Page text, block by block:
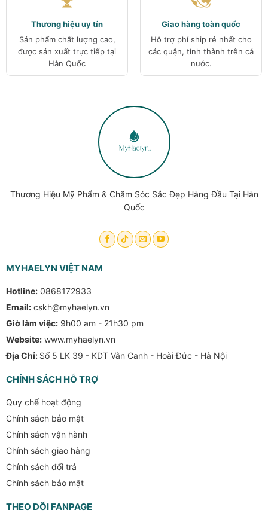
Thương hiệu uy tín
Sản phẩm chất lượng cao,
được sản xuất trực tiếp tại
Hàn Quốc
Giao hàng toàn quốc
Hỗ trợ phí ship rẻ nhất cho
các quận, tỉnh thành trên cả
nước.
Thương Hiệu Mỹ Phẩm & Chăm Sóc Sắc Đẹp Hàng Đầu Tại Hàn
Quốc
MYHAELYN VIỆT NAM
Hotline:0868172933
Email:cskh@myhaelyn.vn
Giờ làm việc:9h00 am - 21h30 pm
Website:www.myhaelyn.vn
Địa Chỉ: Số 5 LK 39 - KDT Vân Canh - Hoài Đức - Hà Nội
CHÍNH SÁCH HỖ TRỢ
Quy chế hoạt động
Chính sách bảo mật
Chính sách vận hành
Chính sách giao hàng
Chính sách đổi trả
Chính sách bảo mật
THEO DÕI FANPAGE